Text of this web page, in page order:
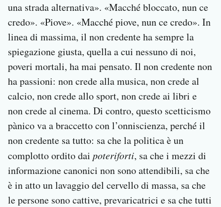
una strada alternativa». «Macché bloccato, nun ce
credo». «Piove». «Macché piove, nun ce credo». In
linea di massima, il non credente ha sempre la
spiegazione giusta, quella a cui nessuno di noi,
poveri mortali, ha mai pensato. Il non credente non
ha passioni: non crede alla musica, non crede al
calcio, non crede allo sport, non crede ai libri e
non crede al cinema. Di contro, questo scetticismo
pànico va a braccetto con l’onniscienza, perché il
non credente sa tutto: sa che la politica è un
complotto ordito dai poteriforti, sa che i mezzi di
informazione canonici non sono attendibili, sa che
è in atto un lavaggio del cervello di massa, sa che
le persone sono cattive, prevaricatrici e sa che tutti